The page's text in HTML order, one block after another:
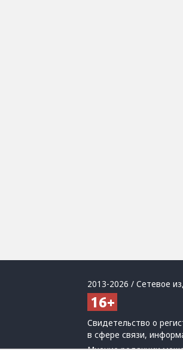
2013-2026 / Сетевое
Свидетельство о
в сфере связи,
Мнение редакции